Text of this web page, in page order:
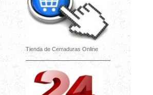
Tienda de Cerraduras Online